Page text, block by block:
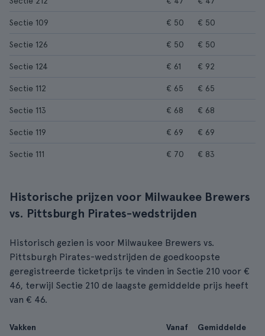
Sectie 109 € 50 € 50
Sectie 126 € 50 € 50
Sectie 124 € 61 € 92
Sectie 112 € 65 € 65
Sectie 113 € 68 € 68
Sectie 119 € 69 € 69
Sectie 111 € 70 € 83
Historische prijzen voor Milwaukee Brewers
vs. Pittsburgh Pirates-wedstrijden
Historisch gezien is voor Milwaukee Brewers vs.
Pittsburgh Pirates-wedstrijden de goedkoopste
geregistreerde ticketprijs te vinden in Sectie 210 voor €
46, terwijl Sectie 210 de laagste gemiddelde prijs heeft
van € 46.
Vakken Vanaf Gemiddelde